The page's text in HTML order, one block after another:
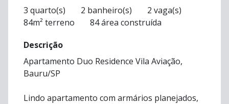
3 quarto(s)
2 banheiro(s)
2 vaga(s)
84m² terreno
84 área construída
Descrição
Apartamento Duo Residence Vila Aviação,
Bauru/SP
Lindo apartamento com armários planejados,